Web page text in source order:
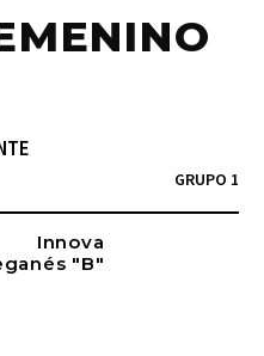
GRUPO 1
Innova
"B"